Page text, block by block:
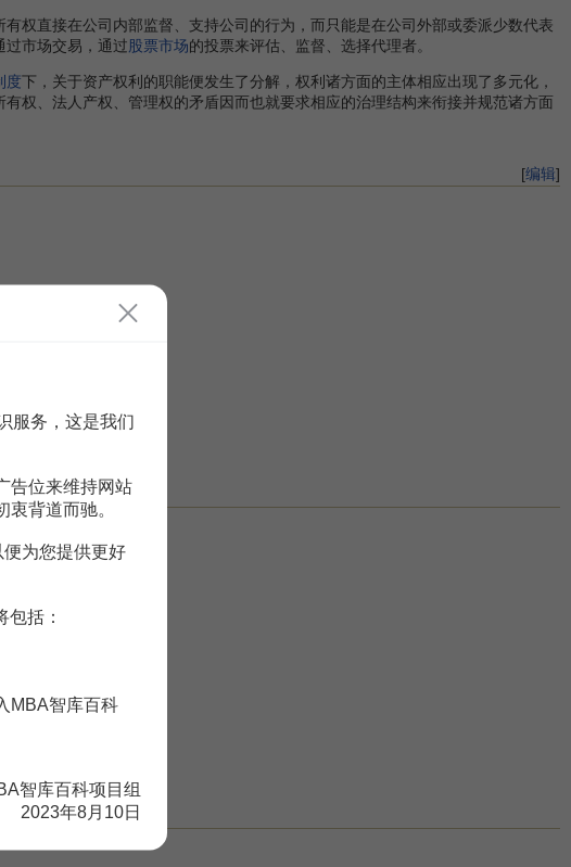
权直接在公司内部监督、支持公司的行为，而只能是在公司外部或委派少数代表
过市场交易，通过股票市场的投票来评估、监督、选择代理者。
度下，关于资产权利的职能便发生了分解，权利诸方面的主体相应出现了多元化，
权、法人产权、管理权的矛盾因而也就要求相应的治理结构来衔接并规范诸方面
[编辑]
服务，这是我们
告位来维持网站
背道而驰。
为您提供更好
包括：
MBA智库百科
智库百科项目组
2023年8月10日